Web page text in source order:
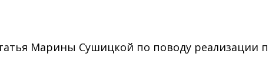
Марины Сушицкой по поводу реализации